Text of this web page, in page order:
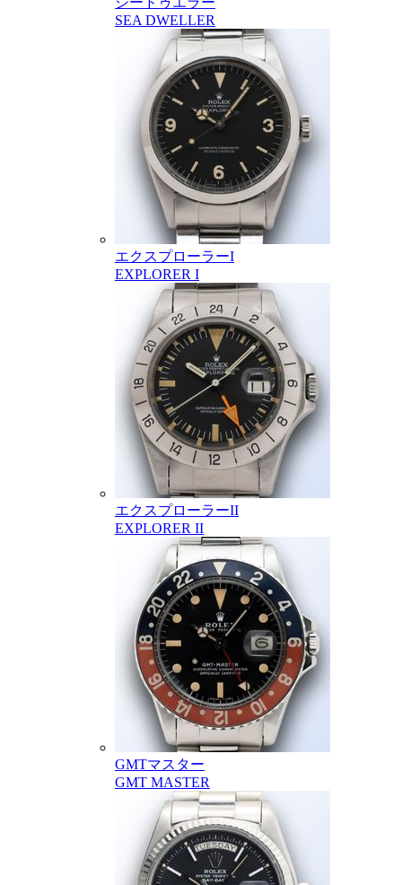
SEA DWELLER
エクスプローラーI
EXPLORER I
エクスプローラーII
EXPLORER II
GMTマスター
GMT MASTER